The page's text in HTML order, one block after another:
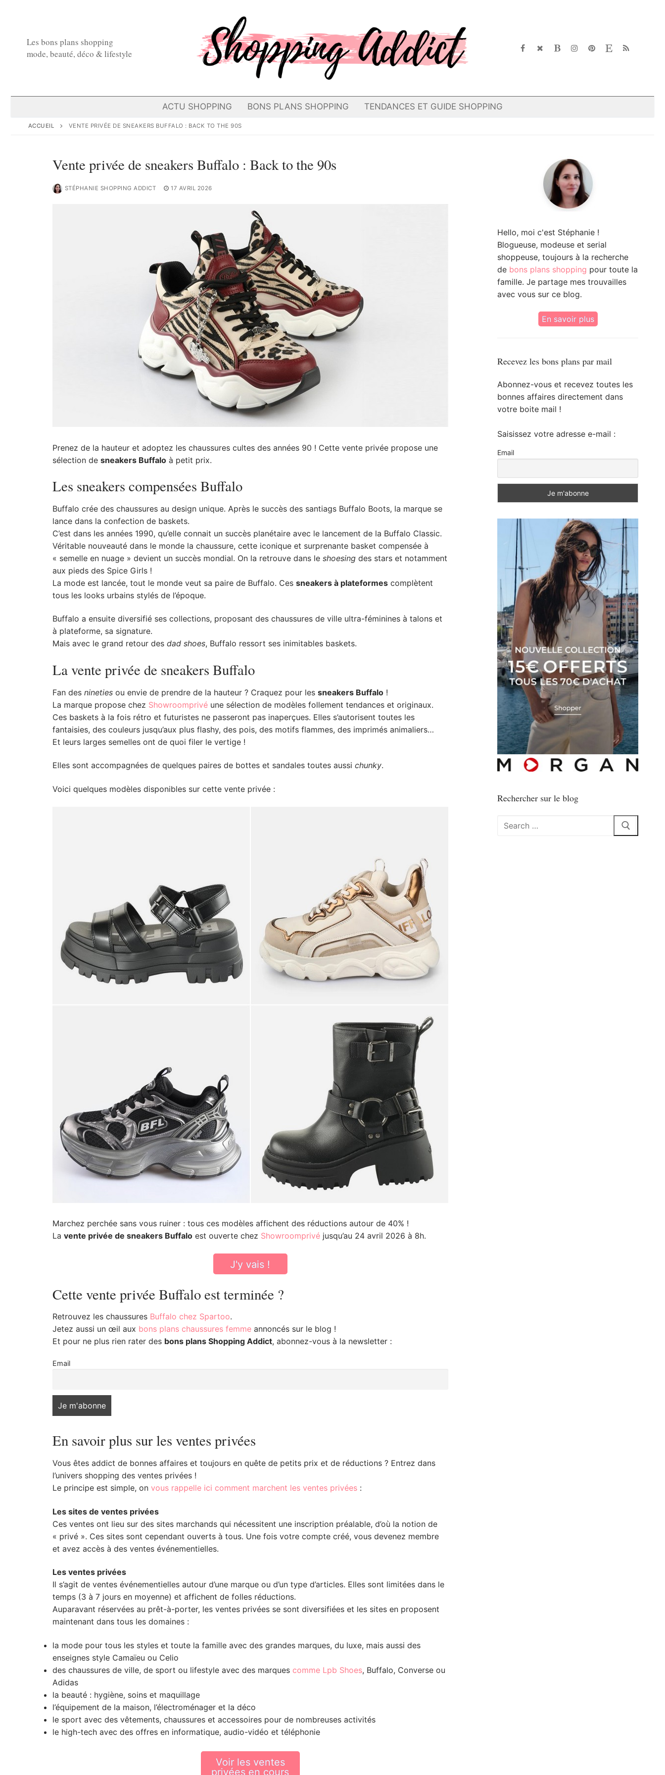
Les bons plans shopping
mode, beauté, déco & lifestyle
ACTU SHOPPING BONS PLANS SHOPPING TENDANCES ET GUIDE SHOPPING
ACCUEIL VENTE PRIVÉE DE SNEAKERS BUFFALO : BACK TO THE 90S
Vente privée de sneakers Buffalo : Back to the 90s
STÉPHANIE SHOPPING ADDICT 17 AVRIL 2026
Prenez de la hauteur et adoptez les chaussures cultes des années 90 ! Cette vente privée propose une
sélection de sneakers Buffaloà petit prix.
Les sneakers compensées Buffalo
Buffalo crée des chaussures au design unique. Après le succès des santiags Buffalo Boots, la marque se
lance dans la confection de baskets.
C’est dans les années 1990, qu’elle connait un succès planétaire avec le lancement de la Buffalo Classic.
Véritable nouveauté dans le monde la chaussure, cette iconique et surprenante basket compensée à
« semelle en nuage » devient un succès mondial. On la retrouve dans le shoesingdes stars et notamment
aux pieds des Spice Girls !
La mode est lancée, tout le monde veut sa paire de Buffalo. Ces sneakers à plateformescomplètent
tous les looks urbains stylés de l’époque.
Buffalo a ensuite diversifié ses collections, proposant des chaussures de ville ultra-féminines à talons et
à plateforme, sa signature.
Mais avec le grand retour des dad shoes, Buffalo ressort ses inimitables baskets.
La vente privée de sneakers Buffalo
Fan des ninetiesou envie de prendre de la hauteur ? Craquez pour les sneakers Buffalo!
La marque propose chez Showroomprivéune sélection de modèles follement tendances et originaux.
Ces baskets à la fois rétro et futuristes ne passeront pas inaperçues. Elles s’autorisent toutes les
fantaisies, des couleurs jusqu’aux plus flashy, des pois, des motifs flammes, des imprimés animaliers…
Et leurs larges semelles ont de quoi filer le vertige !
Elles sont accompagnées de quelques paires de bottes et sandales toutes aussi chunky.
Voici quelques modèles disponibles sur cette vente privée :
Marchez perchée sans vous ruiner : tous ces modèles affichent des réductions autour de 40% !
La vente privée de sneakers Buffaloest ouverte chez Showroomprivéjusqu’au 24 avril 2026 à 8h.
J'y vais !
Cette vente privée Buffalo est terminée ?
Retrouvez les chaussures Buffalo chez Spartoo.
Jetez aussi un œil aux bons plans chaussures femmeannoncés sur le blog !
Et pour ne plus rien rater des bons plans Shopping Addict, abonnez-vous à la newsletter :
Email
En savoir plus sur les ventes privées
Vous êtes addict de bonnes affaires et toujours en quête de petits prix et de réductions ? Entrez dans
l’univers shopping des ventes privées !
Le principe est simple, on vous rappelle ici comment marchent les ventes privées:
Les sites de ventes privées
Ces ventes ont lieu sur des sites marchands qui nécessitent une inscription préalable, d’où la notion de
« privé ». Ces sites sont cependant ouverts à tous. Une fois votre compte créé, vous devenez membre
et avez accès à des ventes événementielles.
Les ventes privées
Il s’agit de ventes événementielles autour d’une marque ou d’un type d’articles. Elles sont limitées dans le
temps (3 à 7 jours en moyenne) et affichent de folles réductions.
Auparavant réservées au prêt-à-porter, les ventes privées se sont diversifiées et les sites en proposent
maintenant dans tous les domaines :
la mode pour tous les styles et toute la famille avec des grandes marques, du luxe, mais aussi des
enseignes style Camaïeu ou Celio
des chaussures de ville, de sport ou lifestyle avec des marques comme Lpb Shoes, Buffalo, Converse ou
Adidas
la beauté : hygiène, soins et maquillage
l’équipement de la maison, l’électroménager et la déco
le sport avec des vêtements, chaussures et accessoires pour de nombreuses activités
le high-tech avec des offres en informatique, audio-vidéo et téléphonie
Voir les ventes
privées en cours
Hello, moi c'est Stéphanie !
Blogueuse, modeuse et serial
shoppeuse, toujours à la recherche
de bons plans shopping pour toute la
famille. Je partage mes trouvailles
avec vous sur ce blog.
En savoir plus
Recevez les bons plans par mail
Abonnez-vous et recevez toutes les
bonnes affaires directement dans
votre boite mail !
Saisissez votre adresse e-mail :
Email
Rechercher sur le blog
Rechercher